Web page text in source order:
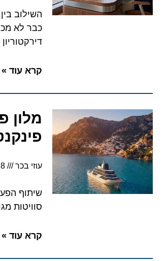
השילוב בין
כבר לא
דירקטוריון
קרא עוד »
מלון
עוזי בכר 8 ביולי 2026
סוויטות
קרא עוד »